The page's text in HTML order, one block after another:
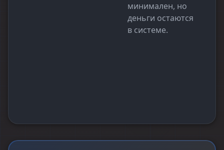
минимален, но
деньги остаются
в системе.